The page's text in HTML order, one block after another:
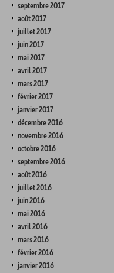
septembre 2017
août 2017
juillet 2017
juin 2017
mai 2017
avril 2017
mars 2017
février 2017
janvier 2017
décembre 2016
novembre 2016
octobre 2016
septembre 2016
août 2016
juillet 2016
juin 2016
mai 2016
avril 2016
mars 2016
février 2016
janvier 2016